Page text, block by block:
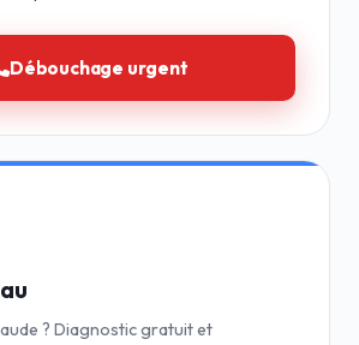
Débouchage urgent
? Diagnostic gratuit et